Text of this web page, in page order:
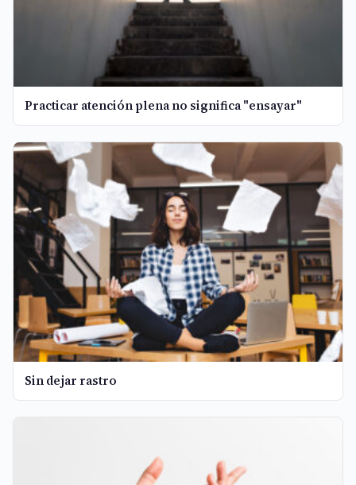
Practicar atención plena no significa "ensayar"
Sin dejar rastro